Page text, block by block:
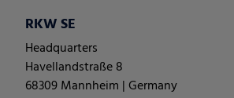
RKW SE
Headquarters
Havellandstraße 8
68309 Mannheim | Germany